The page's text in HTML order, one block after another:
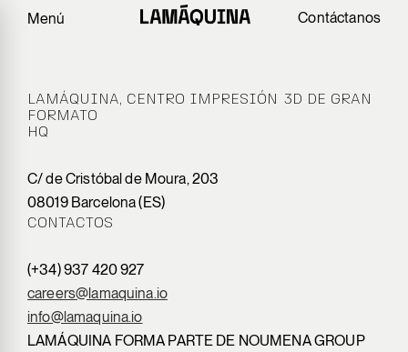
Menú Contáctanos
LAMÁQUINA, CENTRO IMPRESIÓN 3D DE GRAN
FORMATO
HQ
C/ de Cristóbal de Moura, 203
08019 Barcelona (ES)
CONTACTOS
(+34) 937 420 927
careers@lamaquina.io
info@lamaquina.io
LAMÁQUINA FORMA PARTE DE NOUMENA GROUP